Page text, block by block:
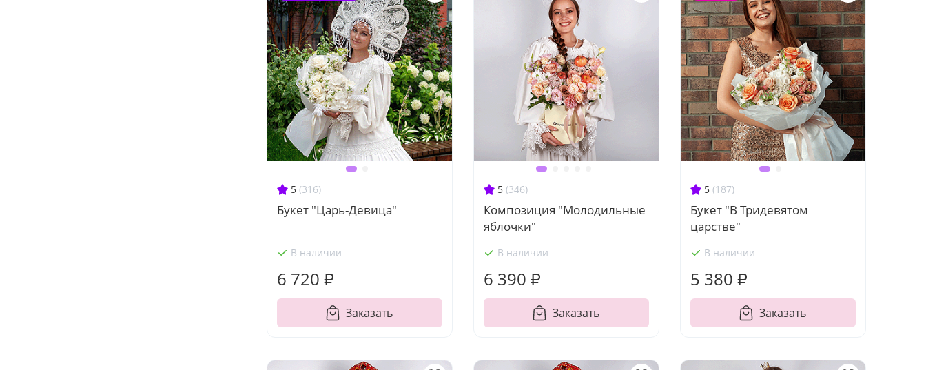
5 (316)
Букет "Царь-Девица"
В наличии
6 720 ₽
Заказать
5 (346)
Композиция "Молодильные
яблочки"
В наличии
6 390 ₽
Заказать
5 (187)
Букет "В Тридевятом
царстве"
В наличии
5 380 ₽
Заказать